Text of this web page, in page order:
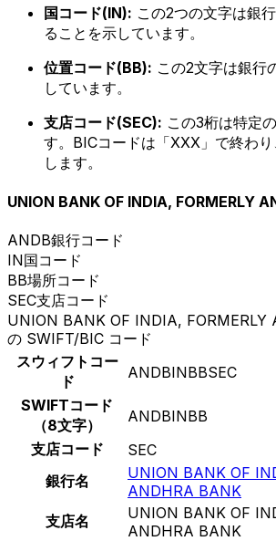
国コード(IN): この2つの文字は銀
ることを示しています。
位置コード(BB): この2文字は銀行
しています。
支店コード(SEC): この3桁は特定
す。BICコードは「XXX」で終わ
します。
UNION BANK OF INDIA, FORMERLY
ANDB銀行コード
IN国コード
BB場所コード
SEC支店コード
UNION BANK OF INDIA, FORMERLY
の SWIFT/BIC コード
スウィフトコー
ド
ANDBINBBSEC
SWIFTコード
（8文字）
ANDBINBB
支店コード
SEC
銀行名
UNION BANK OF
ANDHRA BANK
支店名
UNION BANK OF
ANDHRA BANK